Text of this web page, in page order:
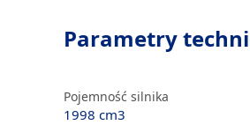
Parametry
Pojemność silnika
1998 cm3